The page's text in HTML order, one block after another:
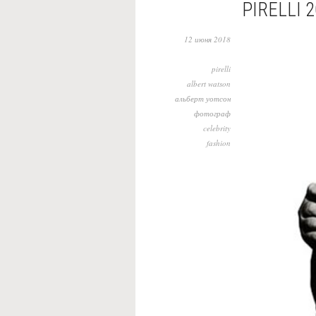
PIRELLI
12 июня 2018
pirelli
albert watson
альберт уотсон
фотограф
celebrity
fashion